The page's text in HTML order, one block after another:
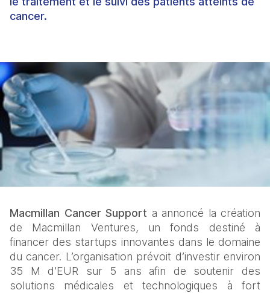
cancer.
Macmillan Cancer Support a annoncé la création
de Macmillan Ventures, un fonds destiné à
financer des startups innovantes dans le domaine
du cancer. L’organisation prévoit d’investir environ
35 M d'EUR sur 5 ans afin de soutenir des
solutions médicales et technologiques à fort